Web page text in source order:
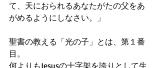
て、天におられるあなたがたの父をあ
がめるようにしなさい。」
聖書の教える「光の子」とは、第１番
目。
何よりもJesusの十字架を誇りとして生